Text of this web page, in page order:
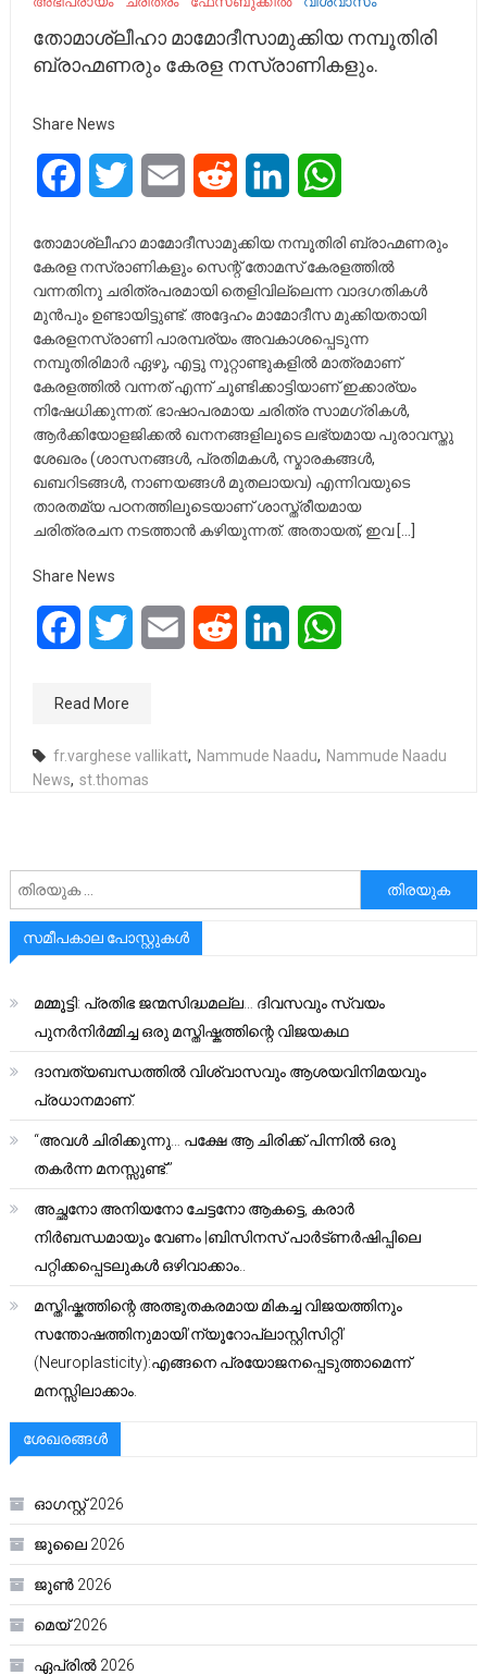
തോമാശ്ലീഹാ മാമോദീസാമുക്കിയ നമ്പൂതിരി
ബ്രാഹ്മണരും കേരള നസ്രാണികളും.
Share News
FacebookTwitter Email Reddit LinkedIn
തോമാശ്ലീഹാ മാമോദീസാമുക്കിയ നമ്പൂതിരി ബ്രാഹ്മണരും
കേരള നസ്രാണികളും സെന്റ്‌ തോമസ് കേരളത്തിൽ
വന്നതിനു ചരിത്രപരമായി തെളിവില്ലെന്ന വാദഗതികൾ
മുൻപും ഉണ്ടായിട്ടുണ്ട്. അദ്ദേഹം മാമോദീസ മുക്കിയതായി
കേരളനസ്രാണി പാരമ്പര്യം അവകാശപ്പെടുന്ന
നമ്പൂതിരിമാർ ഏഴു, എട്ടു നൂറ്റാണ്ടുകളിൽ മാത്രമാണ്
കേരളത്തിൽ വന്നത് എന്ന് ചൂണ്ടിക്കാട്ടിയാണ് ഇക്കാര്യം
നിഷേധിക്കുന്നത്. ഭാഷാപരമായ ചരിത്ര സാമഗ്രികൾ,
ആർക്കിയോളജിക്കൽ ഖനനങ്ങളിലൂടെ ലഭ്യമായ പുരാവസ്തു
ശേഖരം (ശാസനങ്ങൾ, പ്രതിമകൾ, സ്മാരകങ്ങൾ,
ഖബറിടങ്ങൾ, നാണയങ്ങൾ മുതലായവ) എന്നിവയുടെ
താരതമ്യ പഠനത്തിലൂടെയാണ് ശാസ്ത്രീയമായ
ചരിത്രരചന നടത്താൻ കഴിയുന്നത്. അതായത്, ഇവ […]
Share News
FacebookTwitter Email Reddit LinkedIn
Read More
fr.varghese vallikatt, Nammude Naadu, Nammude Naadu
News, st.thomas
അനേഷിക്കുക
സമീപകാല പോസ്റ്റുകൾ
മമ്മൂട്ടി: പ്രതിഭ ജന്മസിദ്ധമല്ല… ദിവസവും സ്വയം
പുനർനിർമ്മിച്ച ഒരു മസ്തിഷ്കത്തിന്റെ വിജയകഥ
ദാമ്പത്യബന്ധത്തിൽ വിശ്വാസവും ആശയവിനിമയവും
പ്രധാനമാണ്.
“അവൾ ചിരിക്കുന്നു… പക്ഷേ ആ ചിരിക്ക് പിന്നിൽ ഒരു
തകർന്ന മനസ്സുണ്ട്.”
അച്ഛനോ അനിയനോ ചേട്ടനോ ആകട്ടെ, കരാർ
നിർബന്ധമായും വേണം |ബിസിനസ് പാർട്ണർഷിപ്പിലെ
പറ്റിക്കപ്പെടലുകൾ ഒഴിവാക്കാം..
മസ്തിഷ്കത്തിന്റെ അത്ഭുതകരമായ മികച്ച വിജയത്തിനും
സന്തോഷത്തിനുമായി’ന്യൂറോപ്ലാസ്റ്റിസിറ്റി’
(Neuroplasticity):എങ്ങനെ പ്രയോജനപ്പെടുത്താമെന്ന്
മനസ്സിലാക്കാം.
ശേഖരങ്ങൾ
ഓഗസ്റ്റ്‌ 2026
ജൂലൈ 2026
ജൂൺ 2026
മെയ്‌ 2026
ഏപ്രിൽ 2026